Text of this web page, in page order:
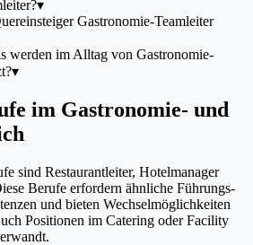
▾
Gastronomie-Teamleiter
werden im Alltag von Gastronomie-
▾
im Gastronomie- und
sind Restaurantleiter, Hotelmanager
Berufe erfordern ähnliche Führungs-
und bieten Wechselmöglichkeiten
Positionen im Catering oder Facility